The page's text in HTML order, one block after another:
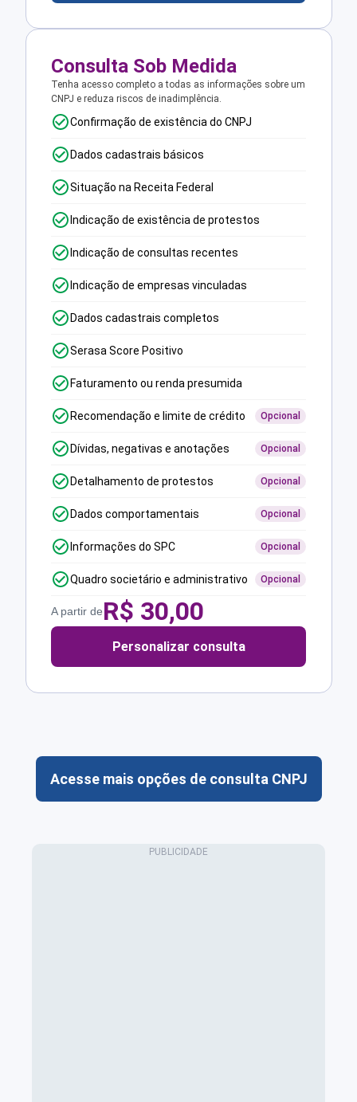
Consulta Sob Medida
Tenha acesso completo a todas as informações sobre um
CNPJ e reduza riscos de inadimplência.
Confirmação de existência do CNPJ
Dados cadastrais básicos
Situação na Receita Federal
Indicação de existência de protestos
Indicação de consultas recentes
Indicação de empresas vinculadas
Dados cadastrais completos
Serasa Score Positivo
Faturamento ou renda presumida
Recomendação e limite de crédito Opcional
Dívidas, negativas e anotações Opcional
Detalhamento de protestos Opcional
Dados comportamentais Opcional
Informações do SPC Opcional
Quadro societário e administrativo Opcional
A partir deR$ 30,00
Personalizar consulta
Acesse mais opções de consulta CNPJ